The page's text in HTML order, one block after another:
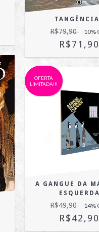
R$79,90 10%
R$71,90
OFERTA
LIMITADA!!!
A GANGUE DA
ESQUERDA
R$49,90 14%
R$42,90